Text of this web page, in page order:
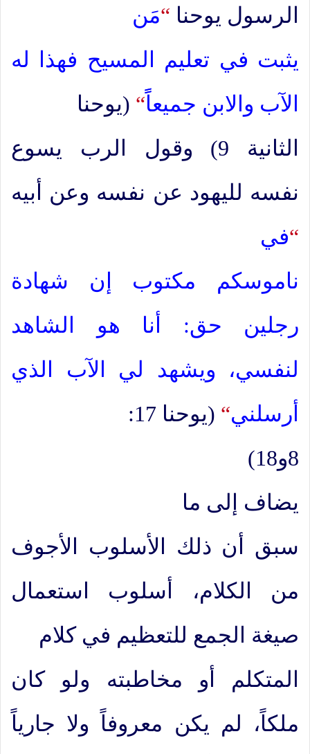
الرسول يوحنا “مَن
يثبت في تعليم المسيح فهذا له
الآب والابن جميعاًً“ (يوحنا
الثانية 9) وقول الرب يسوع
نفسه لليهود عن نفسه وعن أبيه
“في
ناموسكم مكتوب إن شهادة
رجلين حق: أنا هو الشاهد
لنفسي، ويشهد لي الآب الذي
أرسلني“ (يوحنا 17:
8و18)
يضاف إلى ما
سبق أن ذلك الأسلوب الأجوف
من الكلام، أسلوب استعمال
صيغة الجمع للتعظيم في كلام
المتكلم أو مخاطبته ولو كان
ملكاً، لم يكن معروفاً ولا جارياً